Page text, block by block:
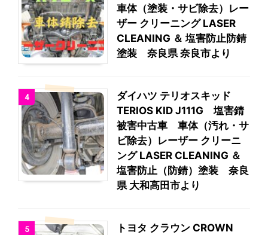
車体（塗装・サビ除去）レー
ザー クリーニング LASER
CLEANING ＆ 塩害防止防錆
塗装 奈良県 奈良市より
4
ダイハツ テリオスキッド
TERIOS KID J111G 塩害錆
被害中古車 車体（汚れ・サ
ビ除去）レーザー クリーニ
ング LASER CLEANING ＆
塩害防止（防錆）塗装 奈良
県 大和高田市より
5
トヨタ クラウン CROWN